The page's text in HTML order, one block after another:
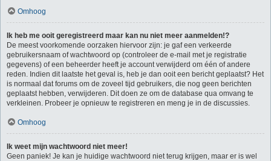
Omhoog
Ik heb me ooit geregistreerd maar kan nu niet meer aanmelden!?
De meest voorkomende oorzaken hiervoor zijn: je gaf een verkeerde
gebruikersnaam of wachtwoord op (controleer de e-mail met je registratie
gegevens) of een beheerder heeft je account verwijderd om één of andere
reden. Indien dit laatste het geval is, heb je dan ooit een bericht geplaatst? Het
is normaal dat forums om de zoveel tijd gebruikers, die nog geen berichten
geplaatst hebben, verwijderen. Dit doen ze om de database qua omvang te
verkleinen. Probeer je opnieuw te registreren en meng je in de discussies.
Omhoog
Ik weet mijn wachtwoord niet meer!
Geen paniek! Je kan je huidige wachtwoord niet terug krijgen, maar er is wel